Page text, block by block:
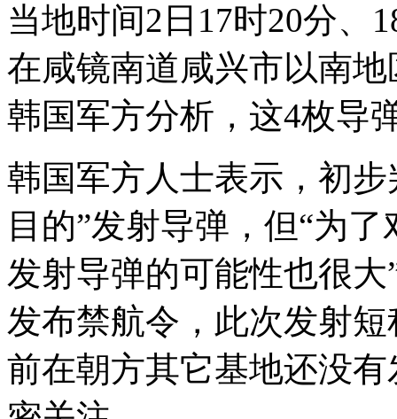
当地时间2日17时20分、
在咸镜南道咸兴市以南
韩国军方分析，这4枚导
韩国军方人士表示，初
目的”发射导弹，但“为
发射导弹的可能性也很
发布禁航令，此次发射
前在朝方其它基地还没